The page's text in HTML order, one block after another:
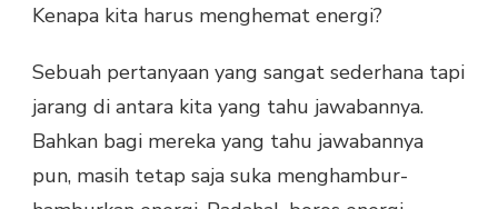
MENGHEMAT
DARI
LED
Kenapa kita harus menghemat energi?
Sebuah pertanyaan yang sangat sederhana tapi
jarang di antara kita yang tahu jawabannya.
Bahkan bagi mereka yang tahu jawabannya
pun, masih tetap saja suka menghambur-